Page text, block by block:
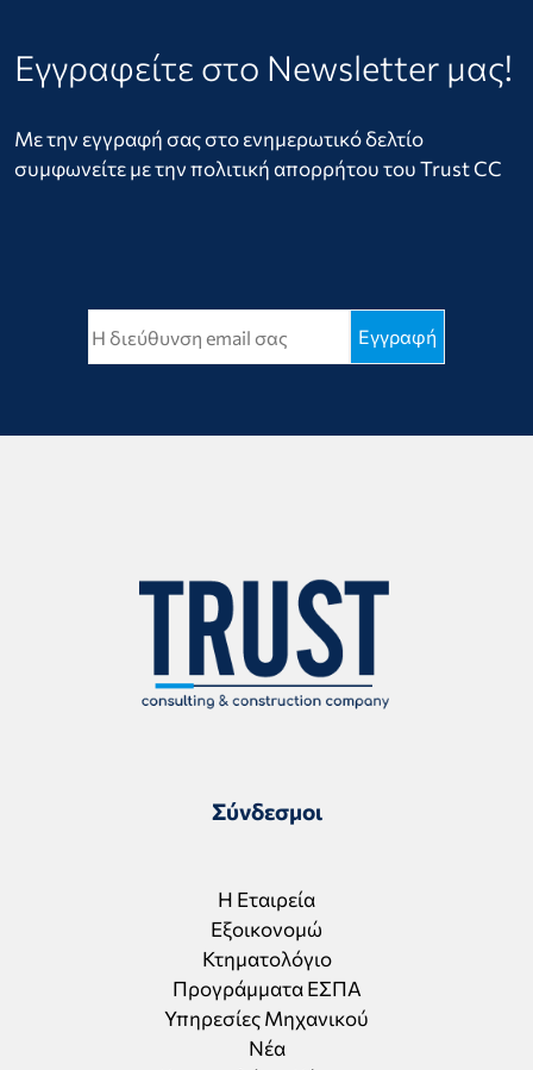
Εγγραφείτε στο Newsletter μας!
Με την εγγραφή σας στο ενημερωτικό δελτίο
συμφωνείτε με την πολιτική απορρήτου του Trust CC
Σύνδεσμοι
Η Εταιρεία
Εξοικονομώ
Κτηματολόγιο
Προγράμματα ΕΣΠΑ
Υπηρεσίες Μηχανικού
Νέα